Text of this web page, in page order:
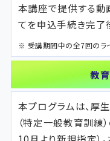
本講座で提供する動
てを申込手続き完了
※ 受講期間中の全7回のラ
教
本プログラムは、厚
（特定一般教育訓練